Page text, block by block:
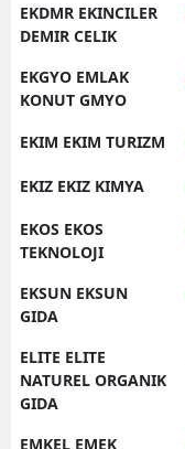
EKDMR EKINCILER
DEMIR CELIK
EKGYO EMLAK
KONUT GMYO
EKIM EKIM TURIZM
EKIZ EKIZ KIMYA
EKOS EKOS
TEKNOLOJI
EKSUN EKSUN
GIDA
ELITE ELITE
NATUREL ORGANIK
GIDA
EMKEL EMEK